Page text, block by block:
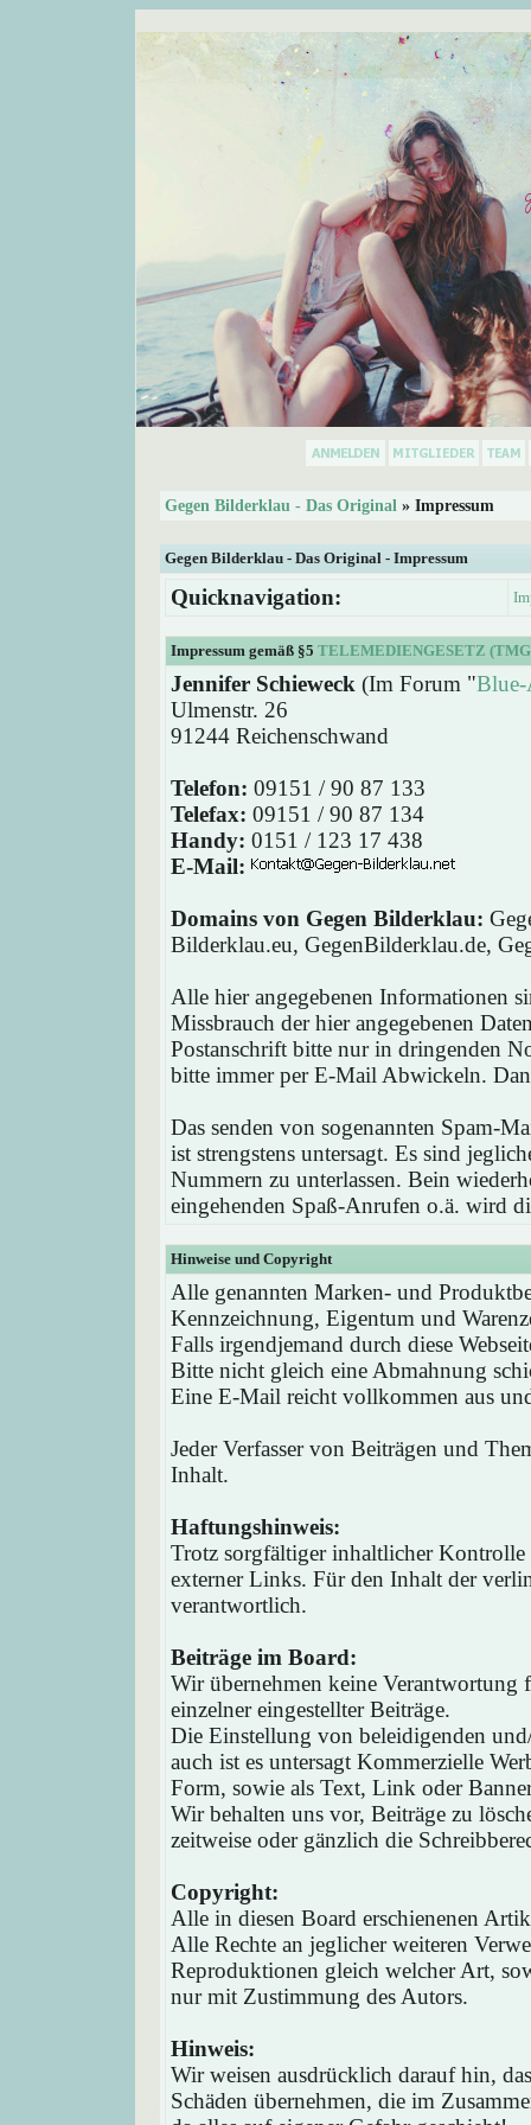
Gegen Bilderklau - Das Original » Impressum
Gegen Bilderklau - Das Original - Impressum
Quicknavigation:
Impressum gemäß §5 TELEMEDIENGESETZ
Jennifer Schieweck (Im Forum "
Ulmenstr. 26
91244 Reichenschwand
Telefon: 09151 / 90 87 133
Telefax: 09151 / 90 87 134
Handy: 0151 / 123 17 438
E-Mail:
Domains von Gegen Bilderklau:
Bilderklau.eu, GegenBilderklau.de,
Alle hier angegebenen Informationen
Missbrauch der hier angegebenen
Postanschrift bitte nur in dringenden
bitte immer per E-Mail Abwickeln.
Das senden von sogenannten Spam-
ist strengstens untersagt. Es sind
Nummern zu unterlassen. Bein
eingehenden Spaß-Anrufen o.ä. wird
Hinweise und Copyright
Alle genannten Marken- und
Kennzeichnung, Eigentum und
Falls irgendjemand durch diese
Bitte nicht gleich eine Abmahnung
Eine E-Mail reicht vollkommen aus
Jeder Verfasser von Beiträgen und
Inhalt.
Haftungshinweis:
Trotz sorgfältiger inhaltlicher
externer Links. Für den Inhalt der
verantwortlich.
Beiträge im Board:
Wir übernehmen keine
einzelner eingestellter Beiträge.
Die Einstellung von beleidigenden
auch ist es untersagt Kommerzielle
Form, sowie als Text, Link oder
Wir behalten uns vor, Beiträge zu
zeitweise oder gänzlich die
Copyright:
Alle in diesen Board erschienenen
Alle Rechte an jeglicher weiteren
Reproduktionen gleich welcher Art,
nur mit Zustimmung des Autors.
Hinweis:
Wir weisen ausdrücklich darauf hin,
Schäden übernehmen, die im